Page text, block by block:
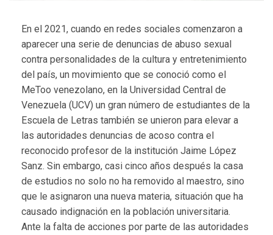
En el 2021, cuando en redes sociales comenzaron a
aparecer una serie de denuncias de abuso sexual
contra personalidades de la cultura y entretenimiento
del país, un movimiento que se conoció como el
MeToo venezolano, en la Universidad Central de
Venezuela (UCV) un gran número de estudiantes de la
Escuela de Letras también se unieron para elevar a
las autoridades denuncias de acoso contra el
reconocido profesor de la institución Jaime López
Sanz. Sin embargo, casi cinco años después la casa
de estudios no solo no ha removido al maestro, sino
que le asignaron una nueva materia, situación que ha
causado indignación en la población universitaria.
Ante la falta de acciones por parte de las autoridades